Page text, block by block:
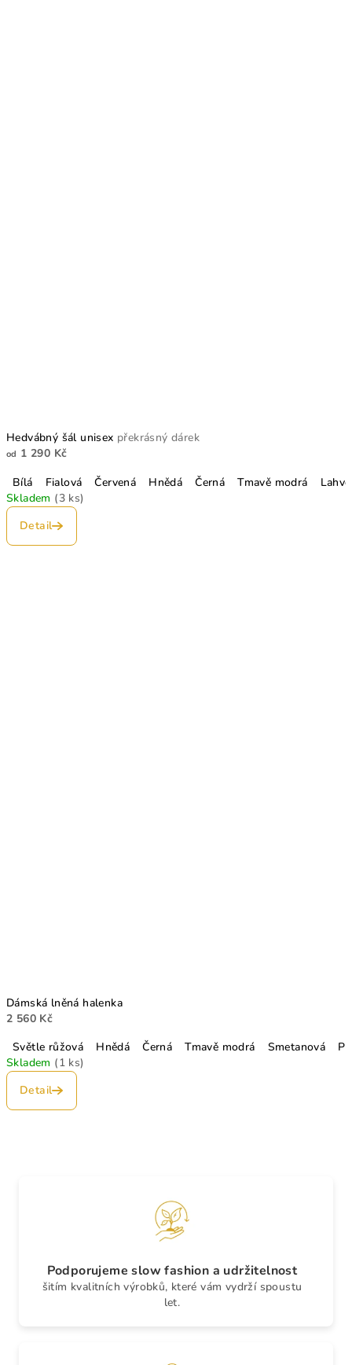
Hedvábný šál unisex překrásný dárek
od 1 290 Kč
Bílá
Fialová Červená Hnědá Černá Tmavě modrá
Skladem (3 ks)
Detail
Dámská lněná halenka
2 560 Kč
Světle růžová
Hnědá Černá Tmavě modrá Smetanová
Skladem (1 ks)
Detail
Podporujeme slow fashion a udržitelnost
šitím kvalitních výrobků, které vám vydrží spoustu
let.